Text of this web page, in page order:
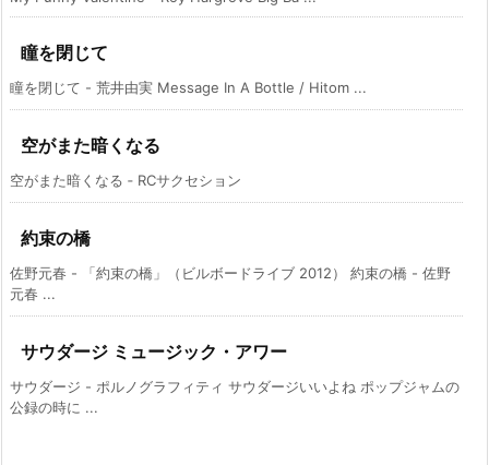
瞳を閉じて
瞳を閉じて - 荒井由実 Message In A Bottle / Hitom ...
空がまた暗くなる
空がまた暗くなる ‑ RCサクセション
約束の橋
佐野元春 - 「約束の橋」（ビルボードライブ 2012） 約束の橋 - 佐野
元春 ...
サウダージ ミュージック・アワー
サウダージ - ポルノグラフィティ サウダージいいよね ポップジャムの
公録の時に ...